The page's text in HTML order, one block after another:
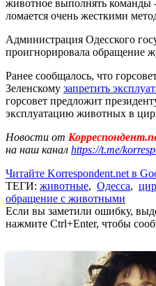
животное выполнять
ломается очень жесткими
Администрация Одесского
проигнорировала обращение
Ранее сообщалось, что
Зеленскому запретить
горсовет предложит
эксплуатацию животных в
Новости от
на наш канал https://t.me/
Читайте Korrespondent.net в
ТЕГИ: животные, Одесса,
обращение с животными
Если вы заметили ошибку,
нажмите Ctrl+Enter, чтобы